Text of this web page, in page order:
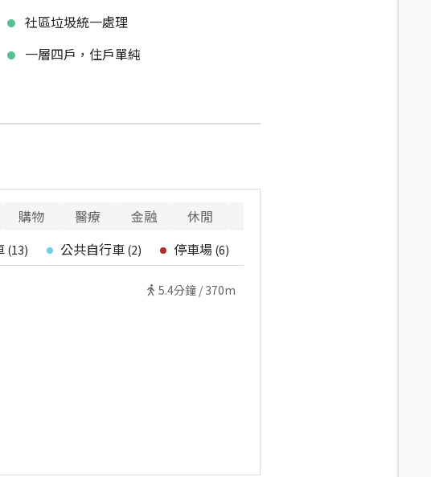
社區垃圾統一處理
一層四戶，住戶單純
購物 醫療 金融 休閒
(13) 公共自行車 (2) 停車場 (6)
5.4分鐘 / 370m